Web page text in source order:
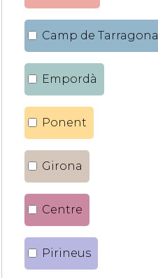
Camp de Tarragona
Empordà
Ponent
Girona
Centre
Pirineus